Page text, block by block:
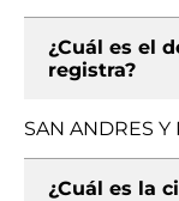
¿Cuál es el
registra?
SAN ANDRES
¿Cuál es la